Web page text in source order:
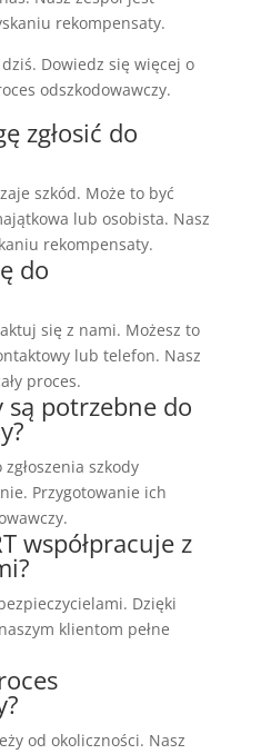
rekompensaty.
Dowiedz się więcej o
odszkodowawczy.
zgłosić do
szkód. Może to być
lub osobista. Nasz
rekompensaty.
do
się z nami. Możesz to
lub telefon. Nasz
proces.
są potrzebne do
szkody
Przygotowanie ich
współpracuje z
Dzięki
klientom pełne
od okoliczności. Nasz